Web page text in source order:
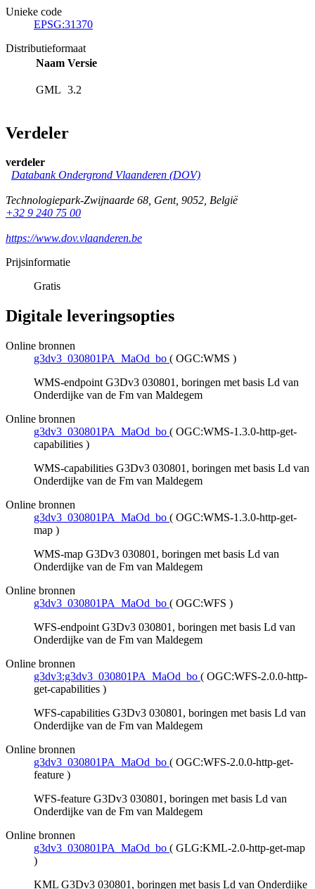
Unieke code
EPSG:31370
Distributieformaat
Naam Versie
GML 3.2
Verdeler
verdeler
Databank Ondergrond Vlaanderen (DOV)
Technologiepark-Zwijnaarde 68, Gent, 9052, België
+32 9 240 75 00
https://www.dov.vlaanderen.be
Prijsinformatie
Gratis
Digitale leveringsopties
Online bronnen
g3dv3_030801PA_MaOd_bo ( OGC:WMS )
WMS-endpoint G3Dv3 030801, boringen met basis Ld van
Onderdijke van de Fm van Maldegem
Online bronnen
g3dv3_030801PA_MaOd_bo ( OGC:WMS-1.3.0-http-get-
capabilities )
WMS-capabilities G3Dv3 030801, boringen met basis Ld van
Onderdijke van de Fm van Maldegem
Online bronnen
g3dv3_030801PA_MaOd_bo ( OGC:WMS-1.3.0-http-get-
map )
WMS-map G3Dv3 030801, boringen met basis Ld van
Onderdijke van de Fm van Maldegem
Online bronnen
g3dv3_030801PA_MaOd_bo ( OGC:WFS )
WFS-endpoint G3Dv3 030801, boringen met basis Ld van
Onderdijke van de Fm van Maldegem
Online bronnen
g3dv3:g3dv3_030801PA_MaOd_bo ( OGC:WFS-2.0.0-http-
get-capabilities )
WFS-capabilities G3Dv3 030801, boringen met basis Ld van
Onderdijke van de Fm van Maldegem
Online bronnen
g3dv3_030801PA_MaOd_bo ( OGC:WFS-2.0.0-http-get-
feature )
WFS-feature G3Dv3 030801, boringen met basis Ld van
Onderdijke van de Fm van Maldegem
Online bronnen
g3dv3_030801PA_MaOd_bo ( GLG:KML-2.0-http-get-map
)
KML G3Dv3 030801, boringen met basis Ld van Onderdijke